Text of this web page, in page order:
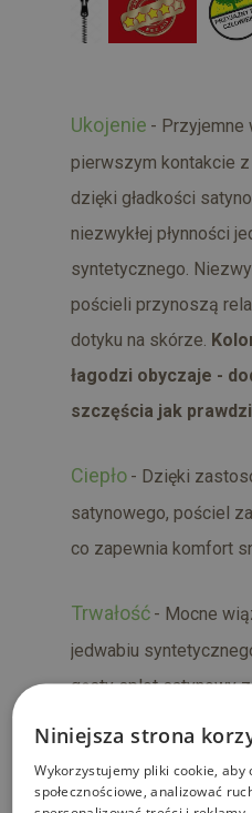
Ukojenie - Przyjemne
pierwszym kontakcie
dzięki gładkości
niezwykłej płynności
syntetycznego.
pościeli przynoszą
dotyku na skórze.
łagodzi obyczaje -
szczęścia jak
Ciepło - Dzięki
satynowego, pościel
co zapewnia komfort
Trwałość - Mocne
jedwabiu
gęsty splot satynowy
Antyalergiczność -
Niniejsza strona
Wykorzystujemy pliki cookie, aby
społecznościowe, analizować